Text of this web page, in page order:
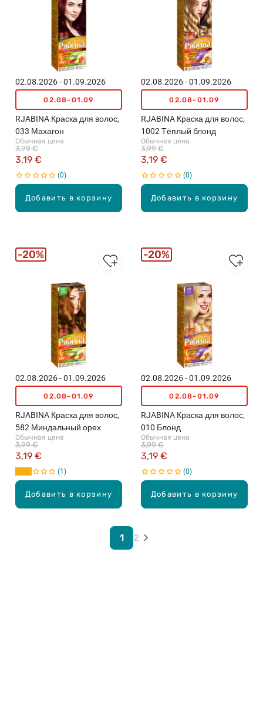
Добавить в корзину
02.08.2026 - 01.09.2026
02.08-01.09
RJABINA Краска для волос,
033 Махагон
Обычная цена
3,19 €
3,99 €
0
Добавить в корзину
02.08.2026 - 01.09.2026
02.08-01.09
RJABINA Краска для волос,
1002 Тёплый блонд
Обычная цена
3,19 €
3,99 €
0
Добавить в корзину
02.08.2026 - 01.09.2026
02.08-01.09
RJABINA Краска для волос,
582 Миндальный орех
Обычная цена
3,19 €
3,99 €
1
20%
Добавить в корзину
02.08.2026 - 01.09.2026
02.08-01.09
RJABINA Краска для волос,
010 Блонд
Обычная цена
3,19 €
3,99 €
0
20%
1 2